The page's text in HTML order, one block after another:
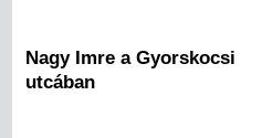
Nagy Imre a Gyorskocsi
utcában